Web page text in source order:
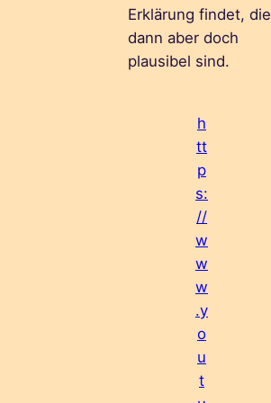
Erklärung findet, die
dann aber doch
plausibel sind.
h
tt
p
s:
//
w
w
w
.y
o
u
t